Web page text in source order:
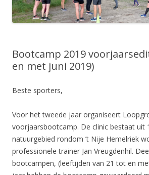
Bootcamp 2019
en met juni 2019)
Beste sporters,
Voor het tweede jaar organiseert
voorjaarsbootcamp. De clinic bestaat uit
natuurgebied rondom ’t Nije Hemelriek
professionele trainer Jan Vreugdenhil.
bootcampen, (leeftijden van 21 tot en